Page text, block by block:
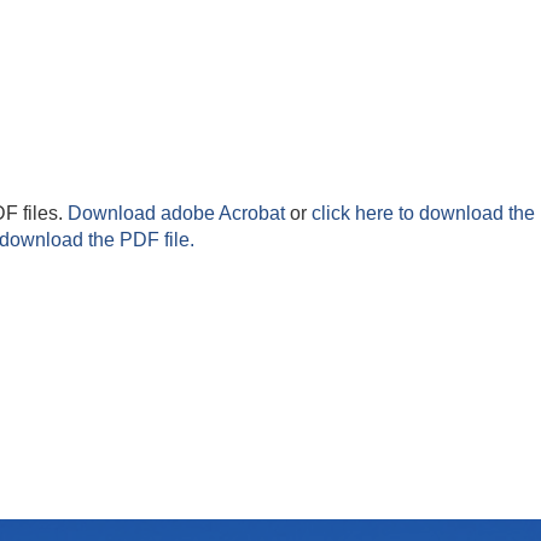
files. Download adobe Acrobator click here to download the
the PDF file.